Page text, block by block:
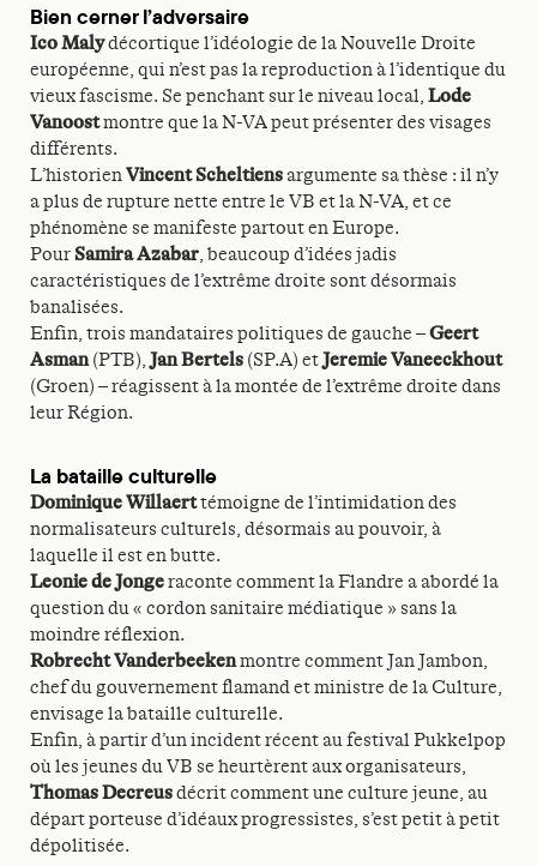
Bien cerner l’adversaire
Ico Malydécortique l’idéologie de la Nouvelle Droite
européenne, qui n’est pas la reproduction à l’identique du
vieux fascisme. Se penchant sur le niveau local, Lode
Vanoostmontre que la N-VA peut présenter des visages
différents.
L’historienVincent Scheltiensargumente sa thèse : il n’y
a plus de rupture nette entre le VB et la N-VA, et ce
phénomène se manifeste partout en Europe.
PourSamira Azabar, beaucoup d’idées jadis
caractéristiques de l’extrême droite sont désormais
banalisées.
Enfin, trois mandataires politiques de gauche –Geert
Asman(PTB), Jan Bertels (SP.A) etJeremie Vaneeckhout
(Groen) – réagissent à la montée de l’extrême droite dans
leur Région.
La bataille culturelle
Dominique Willaerttémoigne de l’intimidation des
normalisateurs culturels, désormais au pouvoir, à
laquelle il est en butte.
Leonie de Jongeraconte comment la Flandre a abordé la
question du « cordon sanitaire médiatique » sans la
moindre réflexion.
Robrecht Vanderbeekenmontre comment Jan Jambon,
chef du gouvernement flamand et ministre de la Culture,
envisage la bataille culturelle.
Enfin, à partir d’un incident récent au festival Pukkelpop
où les jeunes du VB se heurtèrent aux organisateurs,
Thomas Decreusdécrit comment une culture jeune, au
départ porteuse d’idéaux progressistes, s’est petit à petit
dépolitisée.